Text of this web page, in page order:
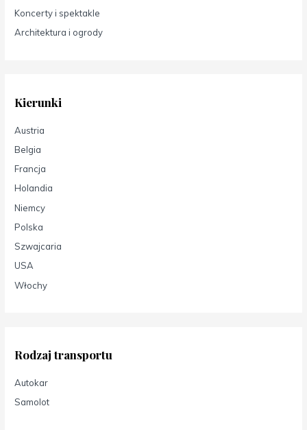
Koncerty i spektakle
Architektura i ogrody
Kierunki
Austria
Belgia
Francja
Holandia
Niemcy
Polska
Szwajcaria
USA
Włochy
Rodzaj transportu
Autokar
Samolot